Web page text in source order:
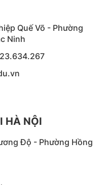
Quế Võ - Phường
Ninh
HÀ NỘI
Độ - Phường Hồng